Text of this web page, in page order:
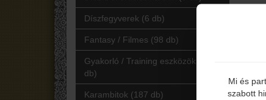
Díszfegyverek (6 db)
Fantasy / Filmes (98 db)
Gyakorló / Training eszközök (41
db)
Karambitok (187 db)
Mi és
szabott